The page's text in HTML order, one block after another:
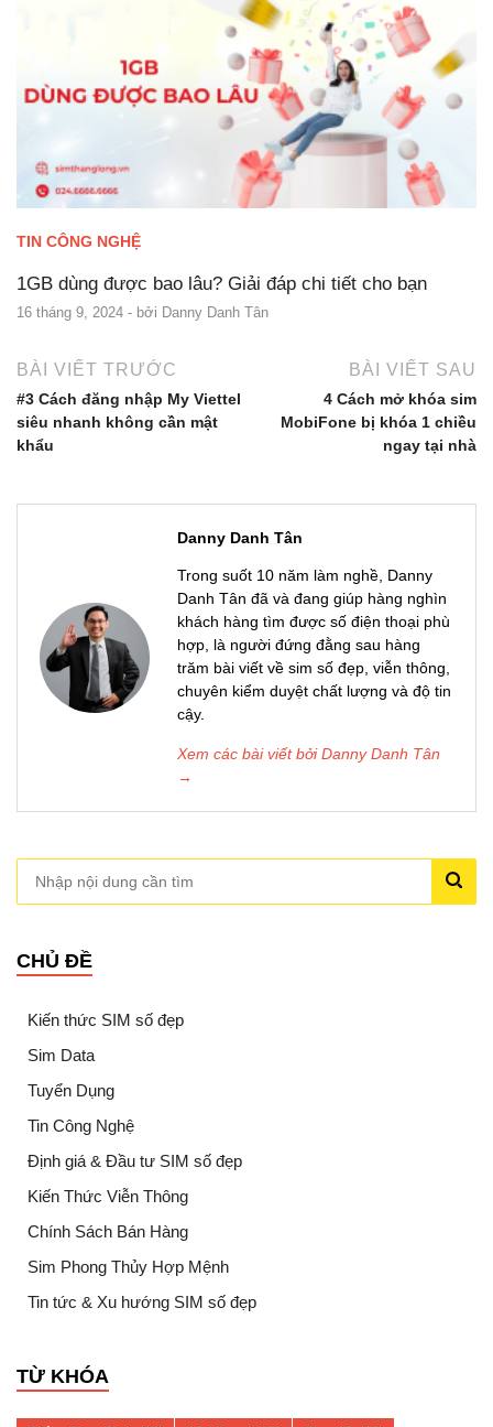
TIN CÔNG NGHỆ
1GB dùng được bao lâu? Giải đáp chi tiết cho bạn
16 tháng 9, 2024 - bởi Danny Danh Tân
BÀI VIẾT TRƯỚC
#3 Cách đăng nhập My Viettel
siêu nhanh không cần mật
khẩu
BÀI VIẾT SAU
4 Cách mở khóa sim
MobiFone bị khóa 1 chiều
ngay tại nhà
Danny Danh Tân
Trong suốt 10 năm làm nghề, Danny
Danh Tân đã và đang giúp hàng nghìn
khách hàng tìm được số điện thoại phù
hợp, là người đứng đằng sau hàng
trăm bài viết về sim số đẹp, viễn thông,
chuyên kiểm duyệt chất lượng và độ tin
cậy.
Xem các bài viết bởi Danny Danh Tân
→
CHỦ ĐỀ
Kiến thức SIM số đẹp
Sim Data
Tuyển Dụng
Tin Công Nghệ
Định giá & Đầu tư SIM số đẹp
Kiến Thức Viễn Thông
Chính Sách Bán Hàng
Sim Phong Thủy Hợp Mệnh
Tin tức & Xu hướng SIM số đẹp
TỪ KHÓA